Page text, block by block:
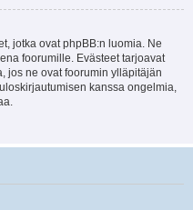
jotka ovat phpBB:n luomia. Ne
foorumille. Evästeet tarjoavat
jos ne ovat foorumin ylläpitäjän
kanssa ongelmia,